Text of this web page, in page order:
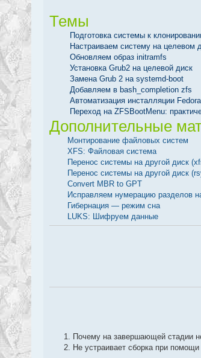
Темы
Подготовка системы к
Настраиваем систему на целевом
Обновляем образ initramfs
Установка Grub2 на целевой диск
Замена Grub 2 на systemd-boot
Добавляем в bash_completion zfs
Автоматизация инсталляции
Переход на ZFSBootMenu:
Дополнительные
Монтирование файловых систем
XFS: Файловая система
Перенос системы на другой диск
Перенос системы на другой диск
Convert MBR to GPT
Исправляем нумерацию разделов
Гибернация — режим сна
LUKS: Шифруем данные
Почему на завершающей стадии
Не устраивает сборка при